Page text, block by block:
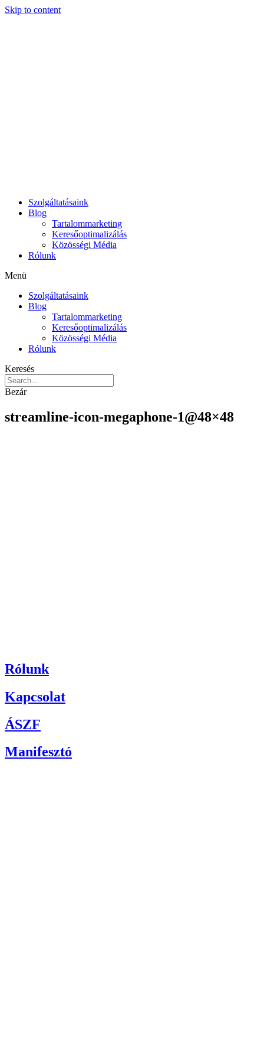
Skip to content
Szolgáltatásaink
Blog
Tartalommarketing
Keresőoptimalizálás
Közösségi Média
Rólunk
Menü
Szolgáltatásaink
Blog
Tartalommarketing
Keresőoptimalizálás
Közösségi Média
Rólunk
Keresés
Bezár
streamline-icon-megaphone-1@48×48
Rólunk
Kapcsolat
ÁSZF
Manifesztó